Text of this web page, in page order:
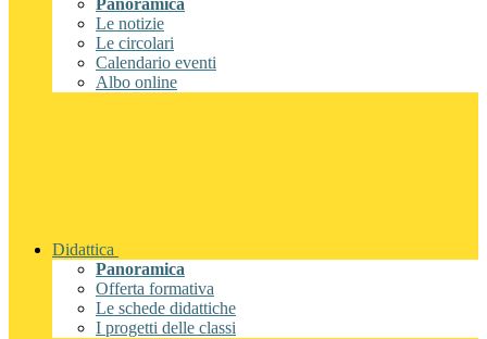
Panoramica
Le notizie
Le circolari
Calendario eventi
Albo online
Didattica
Panoramica
Offerta formativa
Le schede didattiche
I progetti delle classi